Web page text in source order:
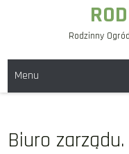
Rodzinny
Menu
Biuro zarządu.